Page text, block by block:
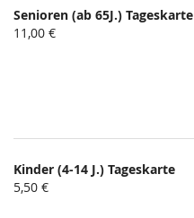
Senioren (ab 65J.) Tageskarte
11,00 €
Kinder (4-14 J.) Tageskarte
5,50 €